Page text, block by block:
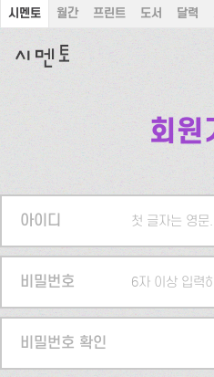
시멘토 월간 프린트 도서 달력
회원
아이디 첫 글자는 영
비밀번호 6자 이상 입력
비밀번호 확인